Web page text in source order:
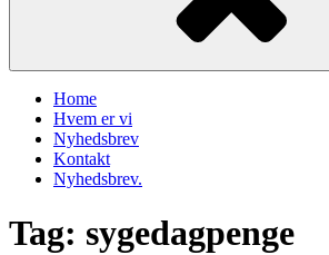
Home
Hvem er vi
Nyhedsbrev
Kontakt
Nyhedsbrev.
Tag: sygedagpenge